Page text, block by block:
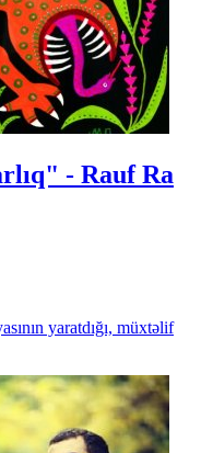
- Rauf Ra
yaratdığı, müxtəlif